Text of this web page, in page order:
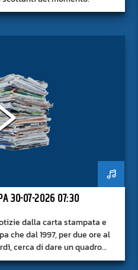
30-07-2026 07:30
dalla carta stampata e
che dal 1997, per due ore al
cerca di dare un quadro
giorno, senza fermarsi alla